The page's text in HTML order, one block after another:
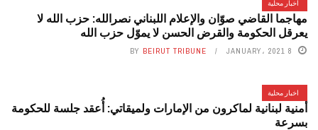
اخبار محلية
مهاجما القاضي صوّان والإعلام اللبناني نصرالله: حزب الله لا
يعرقل الحكومة والقرض الحسن لا يموّل حزب الله
8 JANUARY، 2021 BY BEIRUT TRIBUNE
اخبار محلية
أمنية لبنانية لماكرون من الإمارات ولميقاتي: أُعقد جلسة للحكومة
بسرعة